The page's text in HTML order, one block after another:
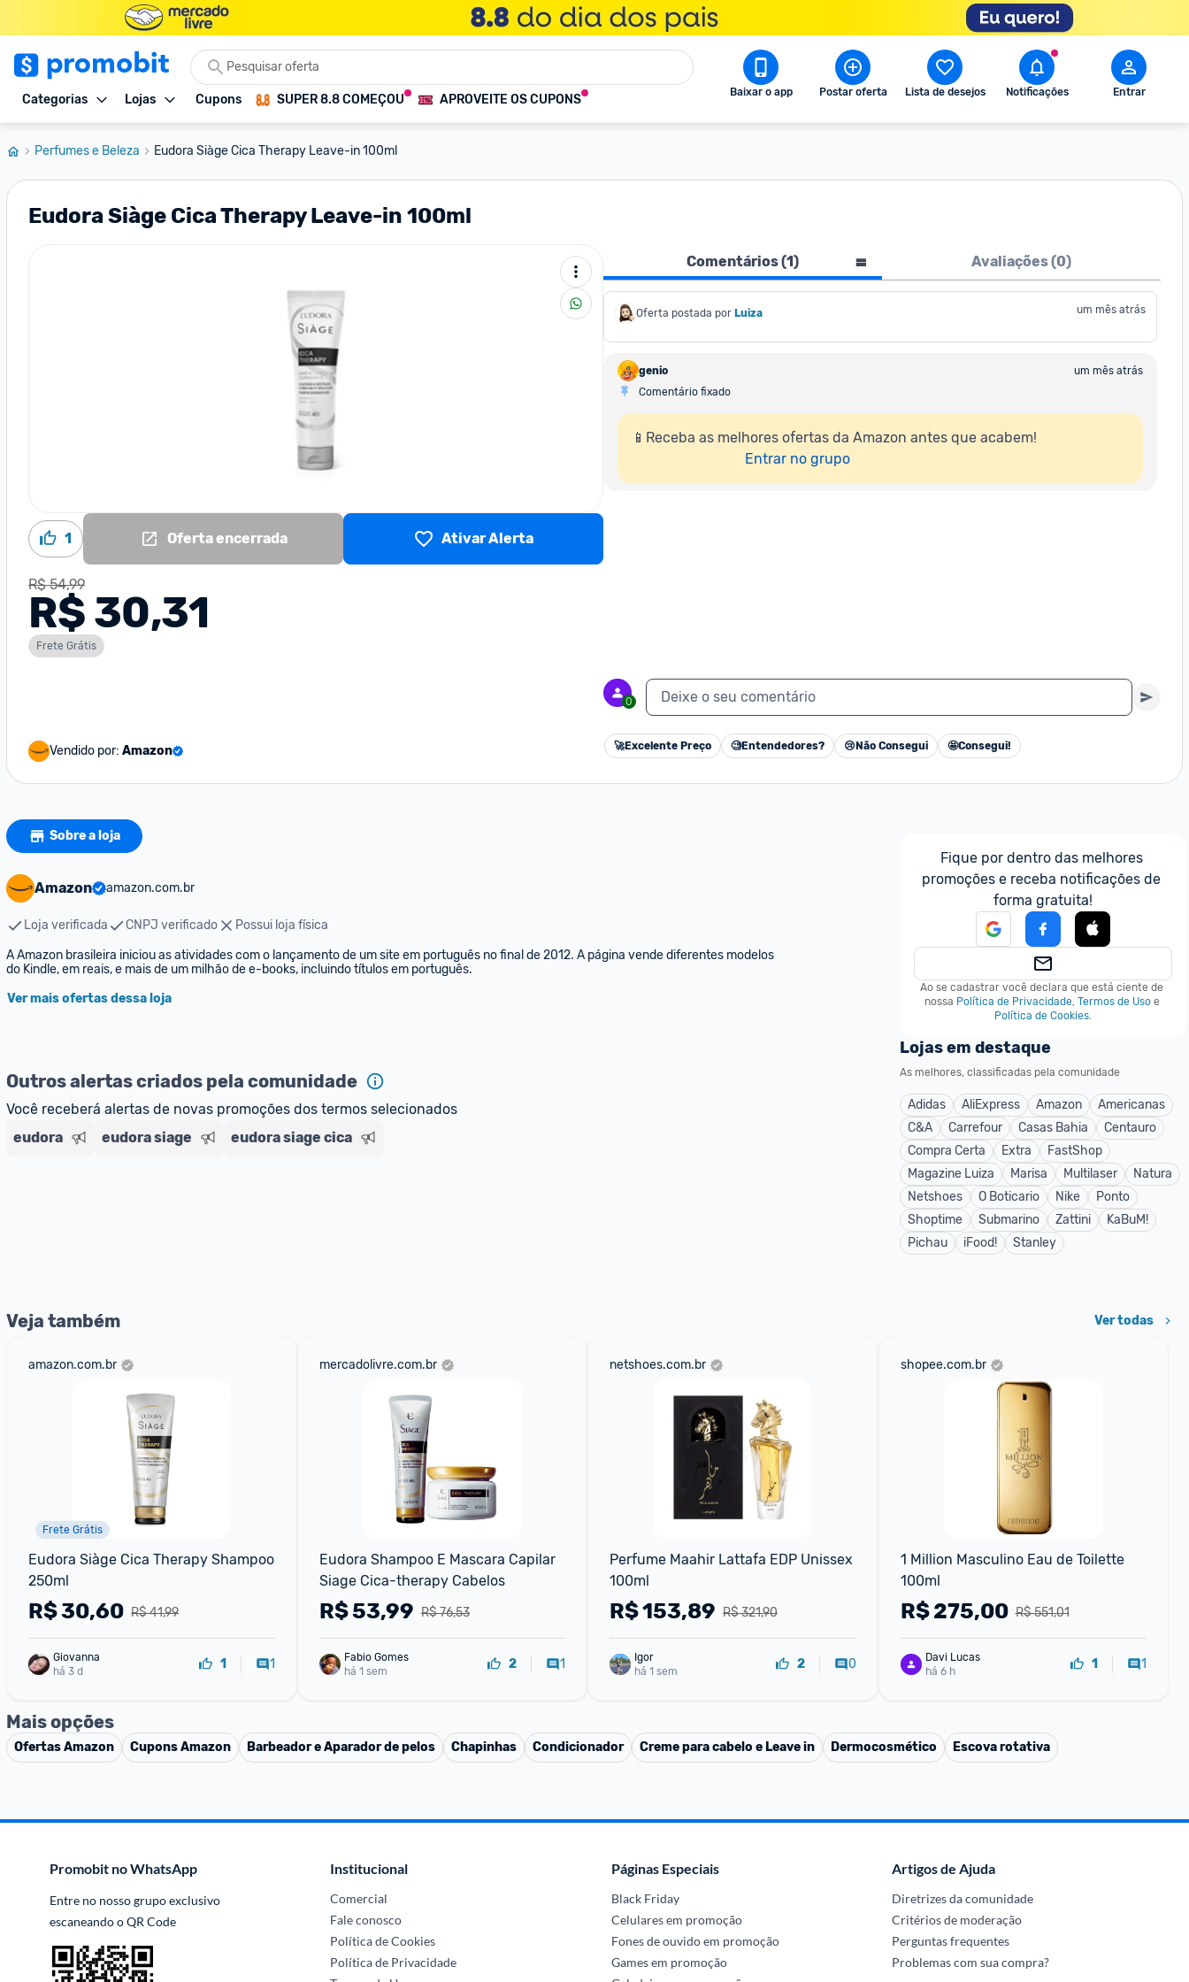
Categorias Lojas Cupons SUPER 8.8 COMEÇOU APROVEITE OS CUPONS Baixar o app Postar oferta Lista de desejos Notificações Entrar
Perfumes e Beleza Eudora Siàge Cica Therapy Leave-in 100ml
Eudora Siàge Cica Therapy Leave-in 100ml
1 Oferta encerrada Ativar Alerta
R$ 54,99
R$ 30,31
Frete Grátis
Vendido por: Amazon
Comentários (1) Avaliações (0)
Oferta postada por Luiza um mês atrás
genio
um mês atrás
Comentário fixado
📱Receba as melhores ofertas da Amazon antes que acabem!
Entrar no grupo
0 Deixe o seu comentário
🚀Excelente Preço 🧐Entendedores? 😢 Não Consegui 🤩Consegui!
Sobre a loja
Amazon amazon.com.br
Loja verificada CNPJ verificado
Possui loja física
A Amazon brasileira iniciou as atividades com o lançamento de um site em português no final de 2012. A página vende diferentes modelos
do Kindle, em reais, e mais de um milhão de e-books, incluindo títulos em português.
Ver mais ofertas dessa loja
Outros alertas criados pela comunidade
Você receberá alertas de novas promoções dos termos selecionados
eudora
eudora siage eudora siage cica
Fique por dentro das melhores
promoções e receba notificações de
forma gratuita!
Ao se cadastrar você declara que está ciente de
nossa Política de Privacidade, Termos de Uso e
Política de Cookies.
Lojas em destaque
As melhores, classificadas pela comunidade
Adidas AliExpress Amazon
Americanas
C&A
Carrefour Casas Bahia
Centauro
Compra Certa
Extra
FastShop
Magazine Luiza
Marisa Multilaser
Natura
Netshoes
O Boticario Nike
Ponto
Shoptime
Submarino Zattini
KaBuM!
Pichau
iFood! Stanley
Veja também Ver todas
amazon.com.br
Frete Grátis
Eudora Siàge Cica Therapy Shampoo
250ml
R$ 41,99
R$30,60
Giovanna
há 3 d
1 1
mercadolivre.com.br
Eudora Shampoo E Mascara Capilar
Siage Cica-therapy Cabelos
R$ 76,53
R$53,99
Fabio Gomes
há 1 sem
2 1
netshoes.com.br
Perfume Maahir Lattafa EDP Unissex
100ml
R$ 321,90
R$153,89
Igor
há 1 sem
2 0
shopee.com.br
1 Million Masculino Eau de Toilette
100ml
R$ 551,01
R$275,00
Davi Lucas
há 6 h
1 1
Mais opções
OfertasAmazon CuponsAmazon Barbeador e Aparador de pelos Chapinhas Condicionador Creme para cabelo e Leave in Dermocosmético Escova rotativa
Promobit no WhatsApp
Entre no nosso grupo exclusivo
escaneando o QR Code
Institucional
Comercial
Fale conosco
Política de Cookies
Política de Privacidade
Páginas Especiais
Black Friday
Celulares em promoção
Fones de ouvido em promoção
Games em promoção
Artigos de Ajuda
Diretrizes da comunidade
Critérios de moderação
Perguntas frequentes
Problemas com sua compra?